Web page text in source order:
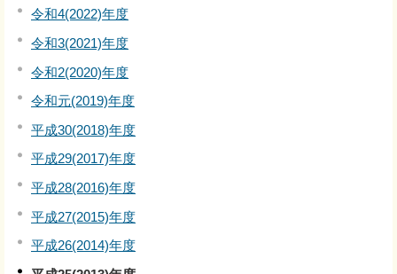
令和4(2022)年度
令和3(2021)年度
令和2(2020)年度
令和元(2019)年度
平成30(2018)年度
平成29(2017)年度
平成28(2016)年度
平成27(2015)年度
平成26(2014)年度